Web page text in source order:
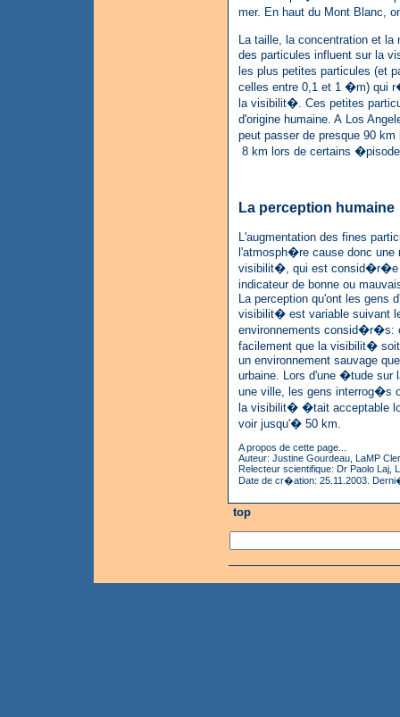
mer. En haut du Mont Blanc,
La taille, la concentration et la
des particules influent sur la
les plus petites particules (et
celles entre 0,1 et 1 �m) qui
la visibilit�. Ces petites
d'origine humaine. A Los
peut passer de presque 90
8 km lors de certains
La perception humaine
L'augmentation des fines
l'atmosph�re cause donc
visibilit�, qui est consid�r�e
indicateur de bonne ou
La perception qu'ont les gens
visibilit� est variable suivant
environnements consid�r�s:
facilement que la visibilit�
un environnement sauvage
urbaine. Lors d'une �tude
une ville, les gens
la visibilit� �tait acceptable
voir jusqu'� 50 km.
A propos de cette page...
Auteur: Justine Gourdeau, LaMP
Relecteur scientifique: Dr Paolo Laj,
Date de cr�ation: 25.11.2003.
top